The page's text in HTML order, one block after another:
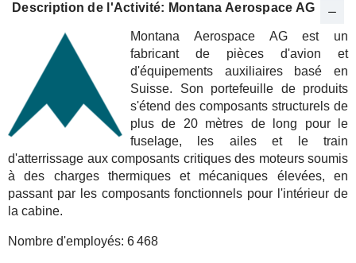
Description de l'Activité: Montana Aerospace AG
Montana Aerospace AG est un
fabricant de pièces d'avion et
d'équipements auxiliaires basé en
Suisse. Son portefeuille de produits
s'étend des composants structurels de
plus de 20 mètres de long pour le
fuselage, les ailes et le train
d'atterrissage aux composants critiques des moteurs soumis
à des charges thermiques et mécaniques élevées, en
passant par les composants fonctionnels pour l'intérieur de
la cabine.
Nombre d'employés: 6 468